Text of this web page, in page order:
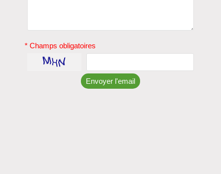
* Champs obligatoires
Envoyer l'email